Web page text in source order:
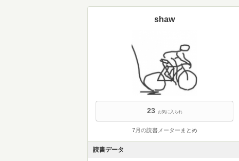
shaw
23 お気に入られ
7月の読書メーターまとめ
読書データ